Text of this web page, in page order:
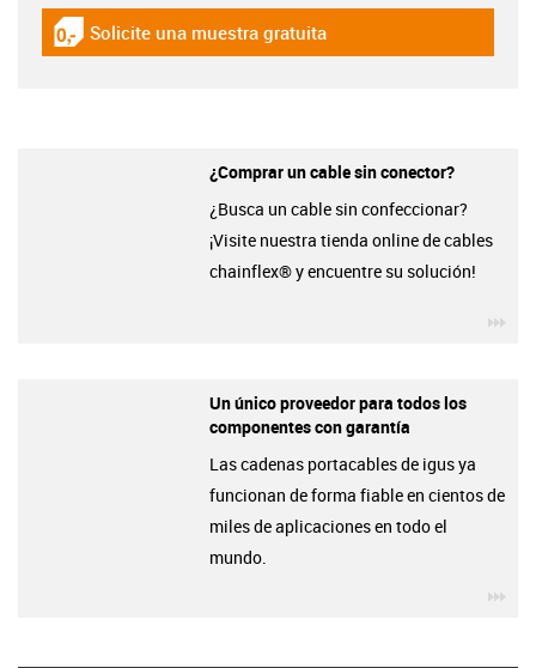
igus-icon-gratismuster
Solicite una muestra gratuita
¿Comprar un cable sin conector?
¿Busca un cable sin confeccionar?
¡Visite nuestra tienda online de cables
chainflex® y encuentre su solución!
Un único proveedor para todos los
componentes con garantía
Las cadenas portacables de igus ya
funcionan de forma fiable en cientos de
miles de aplicaciones en todo el
mundo.